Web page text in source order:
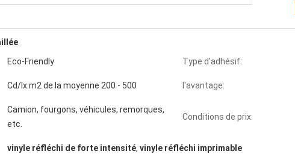
Eco-Friendly Type d'adhésif:
Cd/lx.m2 de la moyenne 200 - 500 l'avantage:
Camion, fourgons, véhicules, remorques,
etc.
Conditions de prix:
vinyle réfléchi de forte intensité, vinyle réfléchi imprimable